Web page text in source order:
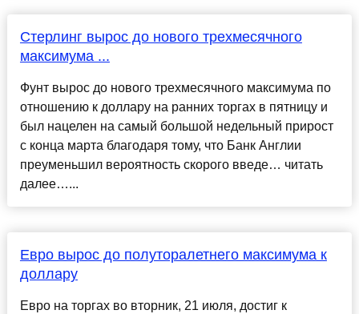
Стерлинг вырос до нового трехмесячного
максимума ...
Фунт вырос до нового трехмесячного максимума по
отношению к доллару на ранних торгах в пятницу и
был нацелен на самый большой недельный прирост
с конца марта благодаря тому, что Банк Англии
преуменьшил вероятность скорого введе… читать
далее…...
Евро вырос до полуторалетнего максимума к
доллару
Евро на торгах во вторник, 21 июля, достиг к